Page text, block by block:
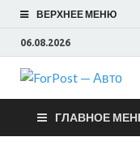
ВЕРХНЕЕ МЕНЮ
06.08.2026
ГЛАВНОЕ